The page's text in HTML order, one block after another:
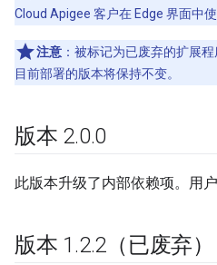
Cloud Apigee 客户在 Edge 界面中使
注意 ：被标记为已废弃的扩展
目前部署的版本将保持不变。
版本 2.0.0
此版本升级了内部依赖项。用
版本 1.2.2（已废弃）